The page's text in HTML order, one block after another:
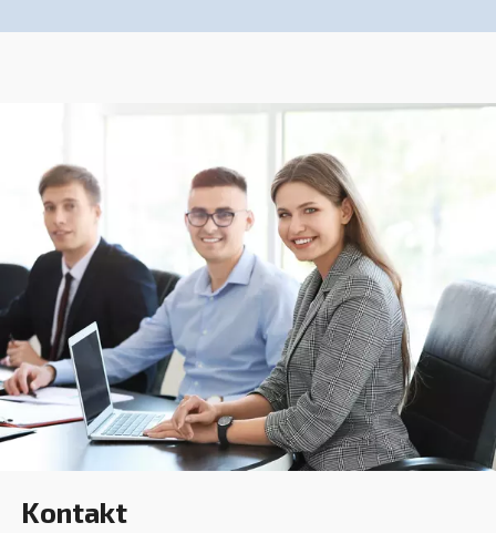
SILENT TWISTER 300–
1300
Erleben Sie die leisen
und dennoch
leistungsstarken
TWISTER-Kompressoren
von AGRE, die perfekt
für Branchen geeignet
Produkt